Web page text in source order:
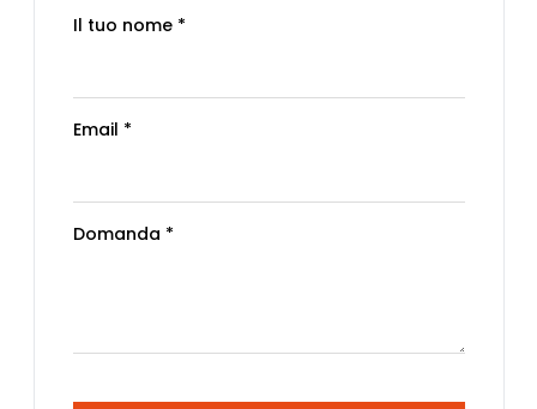
Il tuo nome *
Email *
Domanda *